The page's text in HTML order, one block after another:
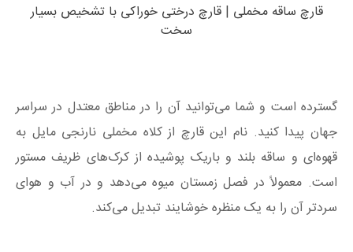
قارچ ساقه مخملی | قارچ درختی خوراکی با تشخیص بسیار
سخت
گسترده است و شما می‌توانید آن را در مناطق معتدل در سراسر
جهان پیدا کنید. نام این قارچ از کلاه مخملی نارنجی مایل به
قهوه‌ای و ساقه بلند و باریک پوشیده از کرک‌های ظریف مستور
است. معمولاً در فصل زمستان میوه می‌دهد و در آب و هوای
سردتر آن را به یک منظره خوشایند تبدیل می‌کند.